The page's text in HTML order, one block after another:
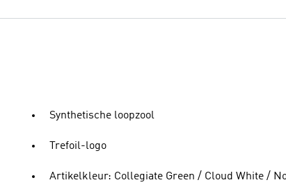
Synthetische loopzool
Trefoil-logo
Artikelkleur: Collegiate Green / Cloud White /